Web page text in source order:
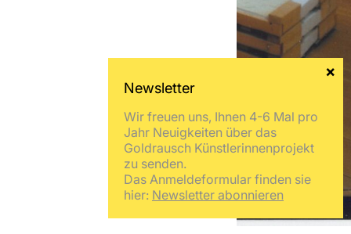
Wir freuen uns, Ihnen 4-6 Mal pro
Jahr Neuigkeiten über das
Goldrausch Künstlerinnenprojekt
zu senden.
Das Anmeldeformular finden sie
hier: Newsletter abonnieren